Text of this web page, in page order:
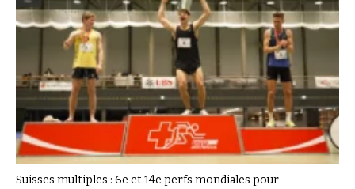
Suisses multiples : 6e et 14e perfs mondiales pour